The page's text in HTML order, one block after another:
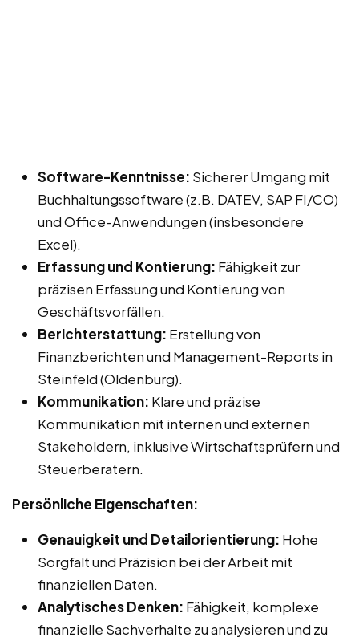
Software-Kenntnisse: Sicherer Umgang mit
Buchhaltungssoftware (z.B. DATEV, SAP FI/CO)
und Office-Anwendungen (insbesondere
Excel).
Erfassung und Kontierung: Fähigkeit zur
präzisen Erfassung und Kontierung von
Geschäftsvorfällen.
Berichterstattung: Erstellung von
Finanzberichten und Management-Reports in
Steinfeld (Oldenburg).
Kommunikation: Klare und präzise
Kommunikation mit internen und externen
Stakeholdern, inklusive Wirtschaftsprüfern und
Steuerberatern.
Persönliche Eigenschaften:
Genauigkeit und Detailorientierung: Hohe
Sorgfalt und Präzision bei der Arbeit mit
finanziellen Daten.
Analytisches Denken: Fähigkeit, komplexe
finanzielle Sachverhalte zu analysieren und zu